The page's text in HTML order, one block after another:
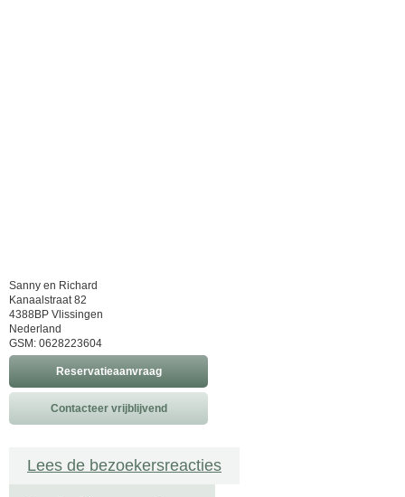
Sanny en Richard
Kanaalstraat 82
4388BP Vlissingen
Nederland
GSM: 0628223604
Reservatieaanvraag
Contacteer vrijblijvend
Lees de bezoekersreacties